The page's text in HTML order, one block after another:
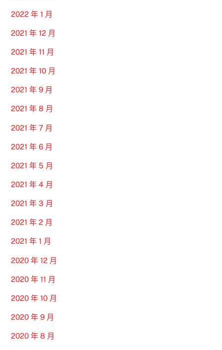
2022 年 1 月
2021 年 12 月
2021 年 11 月
2021 年 10 月
2021 年 9 月
2021 年 8 月
2021 年 7 月
2021 年 6 月
2021 年 5 月
2021 年 4 月
2021 年 3 月
2021 年 2 月
2021 年 1 月
2020 年 12 月
2020 年 11 月
2020 年 10 月
2020 年 9 月
2020 年 8 月